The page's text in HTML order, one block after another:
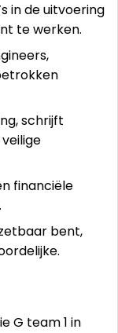
in de uitvoering
te werken.
schrijft
financiële
bent,
G team 1 in